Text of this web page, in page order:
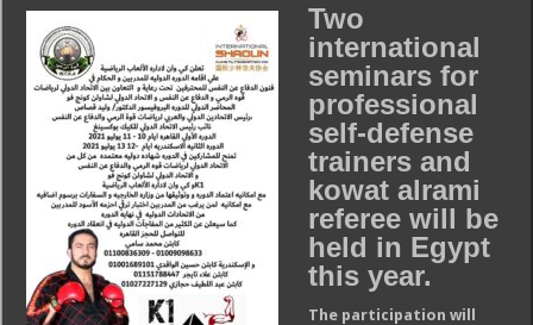
Two
international
seminars for
professional
self-defense
trainers and
kowat alrami
referee will be
held in Egypt
this year.
The participation will